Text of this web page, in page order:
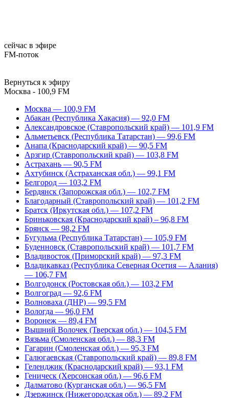
сейчас в эфире
FM-поток
Вернуться к эфиру
Москва - 100,9 FM
Москва — 100,9 FM
Абакан (Республика Хакасия) — 92,0 FM
Александровское (Ставропольский край) — 101,9 FM
Альметьевск (Республика Татарстан) — 99,6 FM
Анапа (Краснодарский край) — 90,5 FM
Арзгир (Ставропольский край) — 103,8 FM
Астрахань — 90,5 FM
Ахтубинск (Астраханская обл.) — 99,1 FM
Белгород — 103,2 FM
Бердянск (Запорожская обл.) — 102,7 FM
Благодарный (Ставропольский край) — 101,2 FM
Братск (Иркутская обл.) — 107,2 FM
Бриньковская (Краснодарский край) – 96,8 FM
Брянск — 98,2 FM
Бугульма (Республика Татарстан) — 105,9 FM
Буденновск (Ставропольский край) — 101,7 FM
Владивосток (Приморский край) — 97,3 FM
Владикавказ (Республика Северная Осетия — Алания)
— 106,7 FM
Волгодонск (Ростовская обл.) — 103,2 FM
Волгоград — 92,6 FM
Волноваха (ДНР) — 99,5 FM
Вологда — 96,0 FM
Воронеж — 89,4 FM
Вышний Волочек (Тверская обл.) — 104,5 FM
Вязьма (Смоленская обл.) — 88,3 FM
Гагарин (Смоленская обл.) — 95,3 FM
Галюгаевская (Ставропольский край) — 89,8 FM
Геленджик (Краснодарский край) — 93,1 FM
Геническ (Херсонская обл.) — 96,6 FM
Далматово (Курганская обл.) — 96,5 FM
Дзержинск (Нижегородская обл.) — 89,2 FM